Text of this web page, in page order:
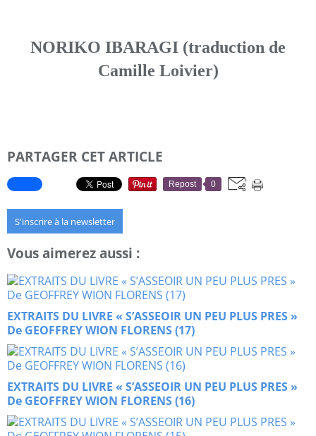
NORIKO IBARAGI (traduction de
Camille Loivier)
PARTAGER CET ARTICLE
Repost 0
S'inscrire à la newsletter
Vous aimerez aussi :
EXTRAITS DU LIVRE « S’ASSEOIR UN PEU PLUS PRES »
De GEOFFREY WION FLORENS (17)
EXTRAITS DU LIVRE « S’ASSEOIR UN PEU PLUS PRES »
De GEOFFREY WION FLORENS (16)